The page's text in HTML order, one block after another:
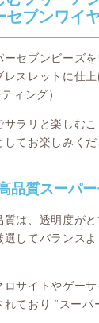
セブンワイ
セブンビーズ
レスレットに仕
ィング）
サラリと楽しむ
てお楽しみくだ
品質スーパ
質は、透明度が
選してバランス
ロサイトやゲー
れており “スー